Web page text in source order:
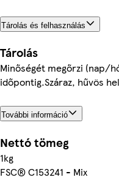
Tárolás és felhasználás
Tárolás
Minőségét megőrzi (nap/
időpontig.Száraz, hűvös
További információ
Nettó tömeg
1kg
FSC® C153241 - Mix